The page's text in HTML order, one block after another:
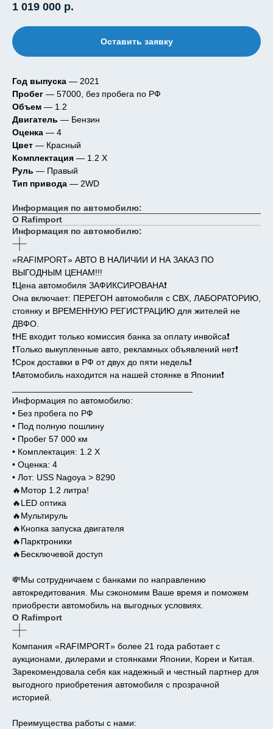
1 019 000 р.
Оставить заявку
Год выпуска — 2021
Пробег — 57000, без пробега по РФ
Объем — 1.2
Двигатель — Бензин
Оценка — 4
Цвет — Красный
Комплектация — 1.2 X
Руль — Правый
Тип привода — 2WD
Информация по автомобилю:
О Rafimport
Информация по автомобилю:
«RAFIMPORT» АВТО В НАЛИЧИИ И НА ЗАКАЗ ПО
ВЫГОДНЫМ ЦЕНАМ!!!
❗️Цена автомобиля ЗАФИКСИРОВАНА❗️
Она включает: ПЕРЕГОН автомобиля с СВХ, ЛАБОРАТОРИЮ,
стоянку и ВРЕМЕННУЮ РЕГИСТРАЦИЮ для жителей не
ДВФО.
❗️НЕ входит только комиссия банка за оплату инвойса❗️
❗️Только выкупленные авто, рекламных объявлений нет❗️
❗️Срок доставки в РФ от двух до пяти недель❗️
❗️Автомобиль находится на нашей стоянке в Японии❗️
Информация по автомобилю:
• Без пробега по РФ
• Под полную пошлину
• Пробег 57 000 км
• Комплектация: 1.2 X
• Оценка: 4
• Лот: USS Nagoya > 8290
🔥Мотор 1.2 литра!
🔥LED оптика
🔥Мультируль
🔥Кнопка запуска двигателя
🔥Парктроники
🔥Бесключевой доступ
💸Мы сотрудничаем с банками по направлению
автокредитования. Мы сэкономим Ваше время и поможем
приобрести автомобиль на выгодных условиях.
О Rafimport
Компания «RAFIMPORT» более 21 года работает с
аукционами, дилерами и стоянками Японии, Кореи и Китая.
Зарекомендовала себя как надежный и честный партнер для
выгодного приобретения автомобиля с прозрачной
историей.
Преимущества работы с нами: